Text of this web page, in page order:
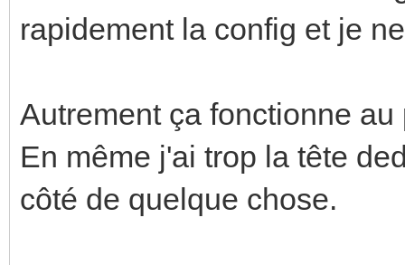
rapidement la config et je
Autrement ça fonctionne
En même j'ai trop la tête
côté de quelque chose.